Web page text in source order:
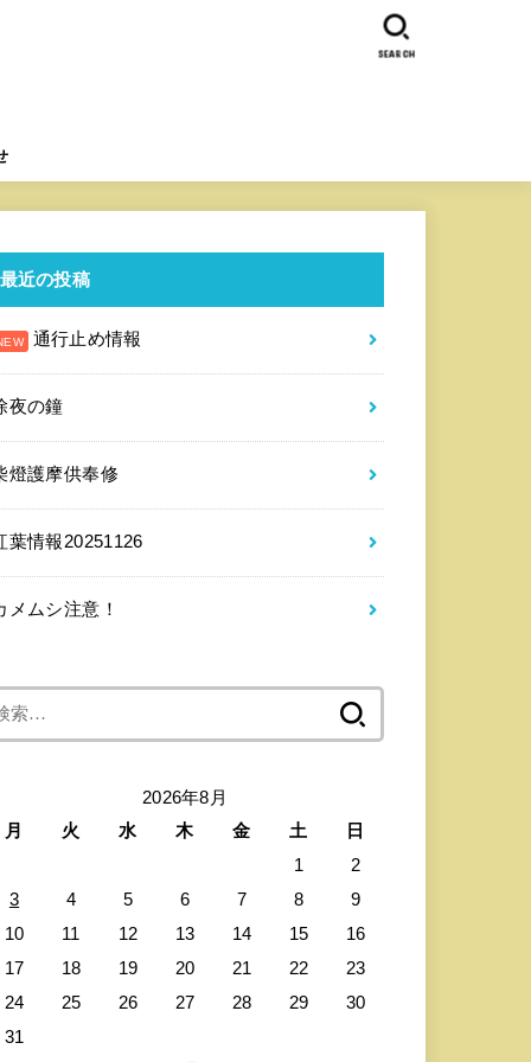
SEARCH
最近の投稿
通行止め情報
夜の鐘
燈護摩供奉修
葉情報20251126
メムシ注意！
2026年8月
月
火 水 木 金 土
日
1
2
3
4 5 6 7 8
9
10
11 12 13 14 15
16
17
18 19 20 21 22
23
24
25 26 27 28 29
30
31